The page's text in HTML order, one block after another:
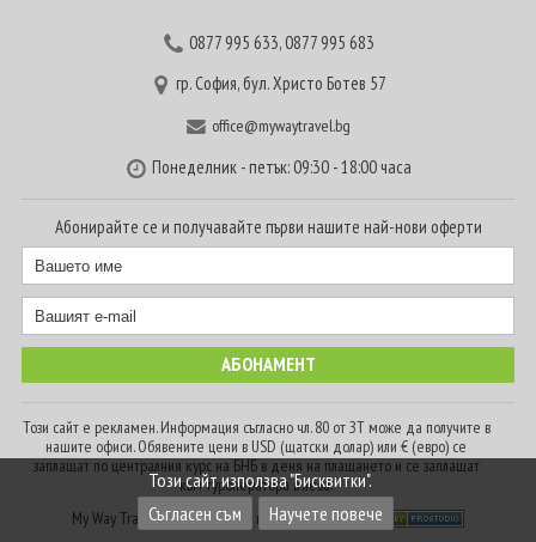
0877 995 633,0877 995 683
гр. София, бул. Христо Ботев 57
office@mywaytravel.bg
Понеделник - петък: 09:30 - 18:00 часа
Абонирайте се и получавайте първи нашите най-нови оферти
Този сайт е рекламен. Информация съгласно чл. 80 от ЗТ може да получите в
нашите офиси. Обявените цени в USD (щатски долар) или € (евро) се
заплащат по централния курс на БНБ в деня на плащането и се заплащат
към туроператора в лева.
My Way Travel © 2016. Всички права запазени
Този сайт използва "Бисквитки".
Съгласен съм
Научете повече